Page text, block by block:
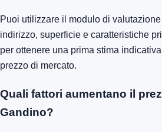
Puoi utilizzare il modulo di
indirizzo, superficie e caratteristiche
per ottenere una prima stima
prezzo di mercato.
Quali fattori aumentano il
Gandino?